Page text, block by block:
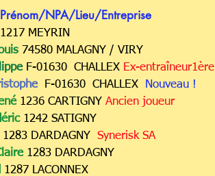
NPA/Lieu/Entreprise
1217 MEYRIN
74580 MALAGNY / VIRY
F-01630 CHALLEX Ex-entraîneur1ère
F-01630 CHALLEX
Nouveau !
1236 CARTIGNY Ancien joueur
1242 SATIGNY
1283 DARDAGNY Synerisk SA
1283 DARDAGNY
1287 LACONNEX